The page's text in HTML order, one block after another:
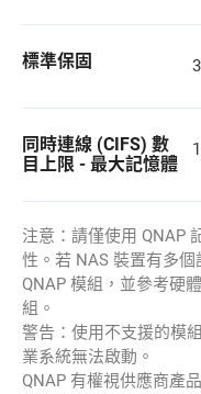
標準保固
同時連線 (CIFS) 數
目上限 - 最大記憶體
注意：請僅使用 QNAP
性。若 NAS 裝置有多
QNAP 模組，並參考硬
組。
警告：使用不支援的模
業系統無法啟動。
QNAP 有權視供應商產